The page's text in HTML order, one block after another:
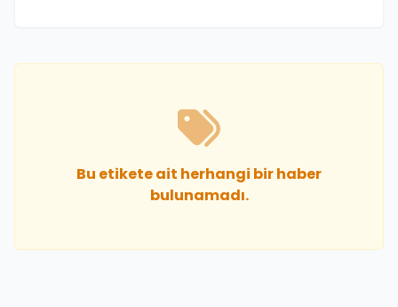
Bu etikete ait herhangi bir haber
bulunamadı.